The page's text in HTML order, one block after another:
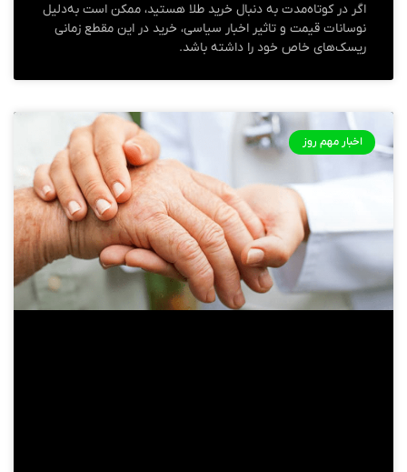
اگر در کوتاه‌مدت به دنبال خرید طلا هستید، ممکن است به‌دلیل
نوسانات قیمت و تاثیر اخبار سیاسی، خرید در این مقطع زمانی
ریسک‌های خاص خود را داشته باشد.
اخبار مهم روز